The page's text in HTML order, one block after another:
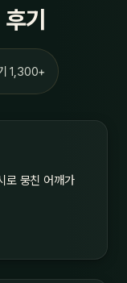
기
1,300+
로 뭉친 어깨가